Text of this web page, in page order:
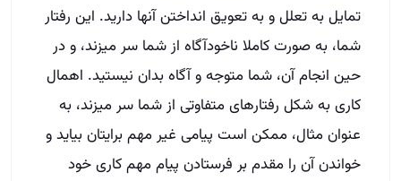
تمایل به تعلل و به تعویق انداختن آنها دارید. این رفتار
شما، به صورت کاملا ناخودآگاه از شما سر میزند، و در
حین انجام آن، شما متوجه و آگاه بدان نیستید. اهمال
کاری به شکل رفتارهای متفاوتی از شما سر میزند، به
عنوان مثال، ممکن است پیامی غیر مهم برایتان بیاید و
خواندن آن را مقدم بر فرستادن پیام مهم کاری خود